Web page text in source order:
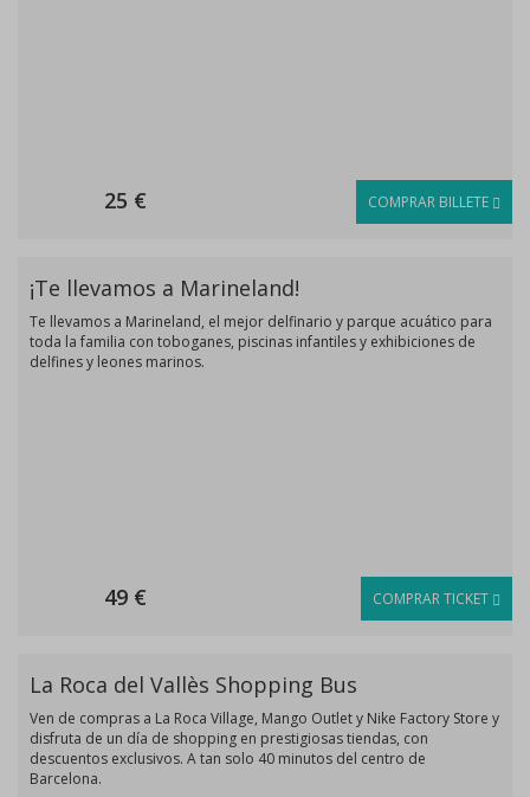
25 € COMPRAR BILLETE
¡Te llevamos a Marineland!
Te llevamos a Marineland, el mejor delfinario y parque acuático para
toda la familia con toboganes, piscinas infantiles y exhibiciones de
delfines y leones marinos.
49 € COMPRAR TICKET
La Roca del Vallès Shopping Bus
Ven de compras a La Roca Village, Mango Outlet y Nike Factory Store y
disfruta de un día de shopping en prestigiosas tiendas, con
descuentos exclusivos. A tan solo 40 minutos del centro de
Barcelona.